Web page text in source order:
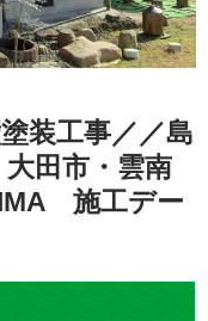
装工事／／島
田市・雲南
施工デー